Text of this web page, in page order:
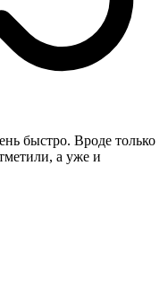
быстро. Вроде только
а уже и